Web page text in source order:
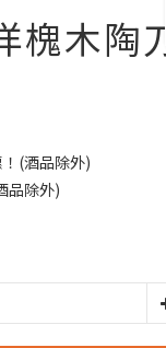
槐木陶
(酒品除外)
品除外)